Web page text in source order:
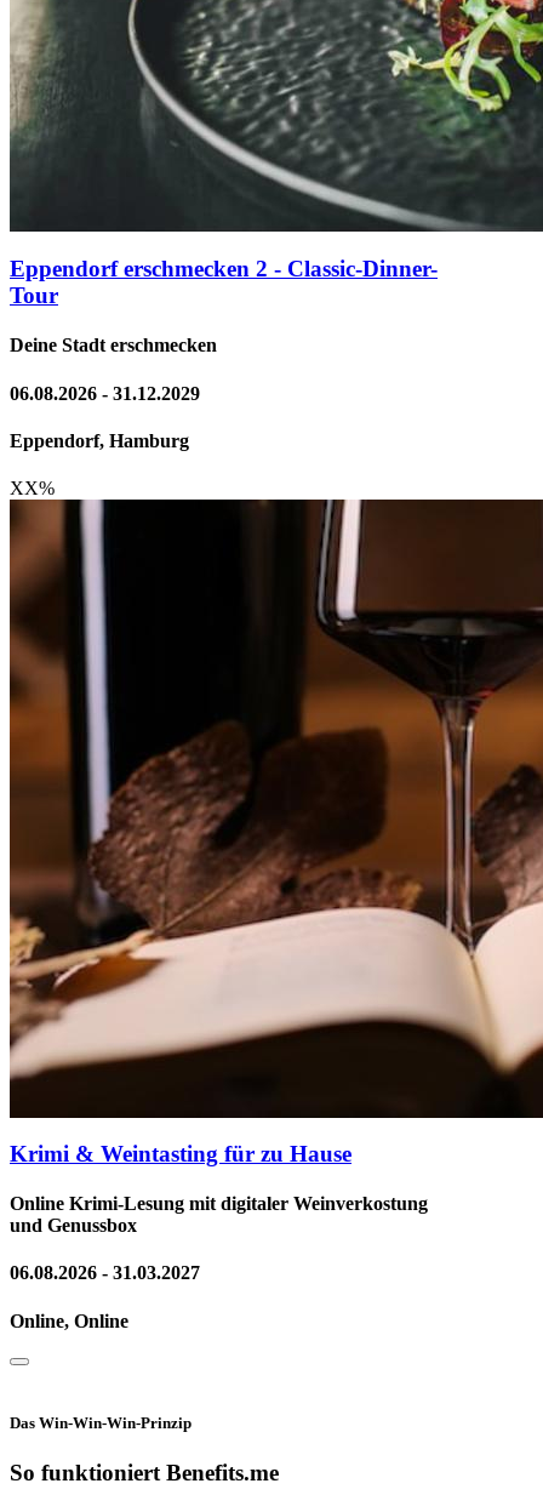
Eppendorf erschmecken 2 - Classic-Dinner-
Tour
Deine Stadt erschmecken
06.08.2026 - 31.12.2029
Eppendorf, Hamburg
XX%
Krimi & Weintasting für zu Hause
Online Krimi-Lesung mit digitaler Weinverkostung
und Genussbox
06.08.2026 - 31.03.2027
Online, Online
Das Win-Win-Win-Prinzip
So funktioniert Benefits.me